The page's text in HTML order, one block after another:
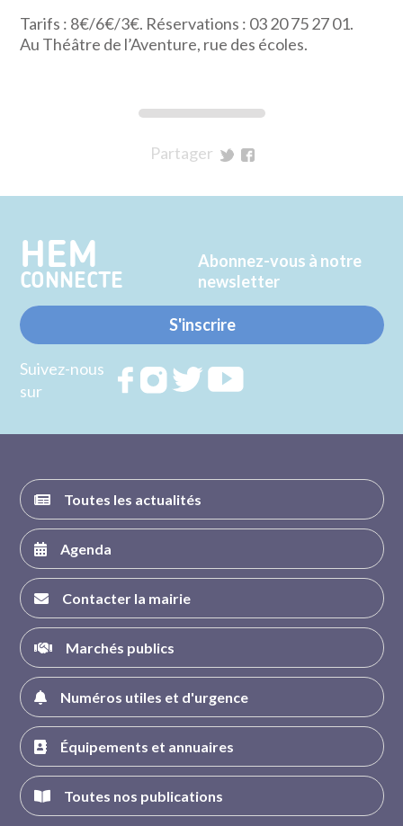
Tarifs : 8€/6€/3€. Réservations : 03 20 75 27 01.
Au Théâtre de l’Aventure, rue des écoles.
Partager
Twitter
Facebook
HEM
CONNECTE
Abonnez-vous à notre
newsletter
S'inscrire
Suivez-nous
sur
RejoignezRejoignezRejoignez
Toutes les actualités
Agenda
Contacter la mairie
Marchés publics
Numéros utiles et d'urgence
Équipements et annuaires
Toutes nos publications